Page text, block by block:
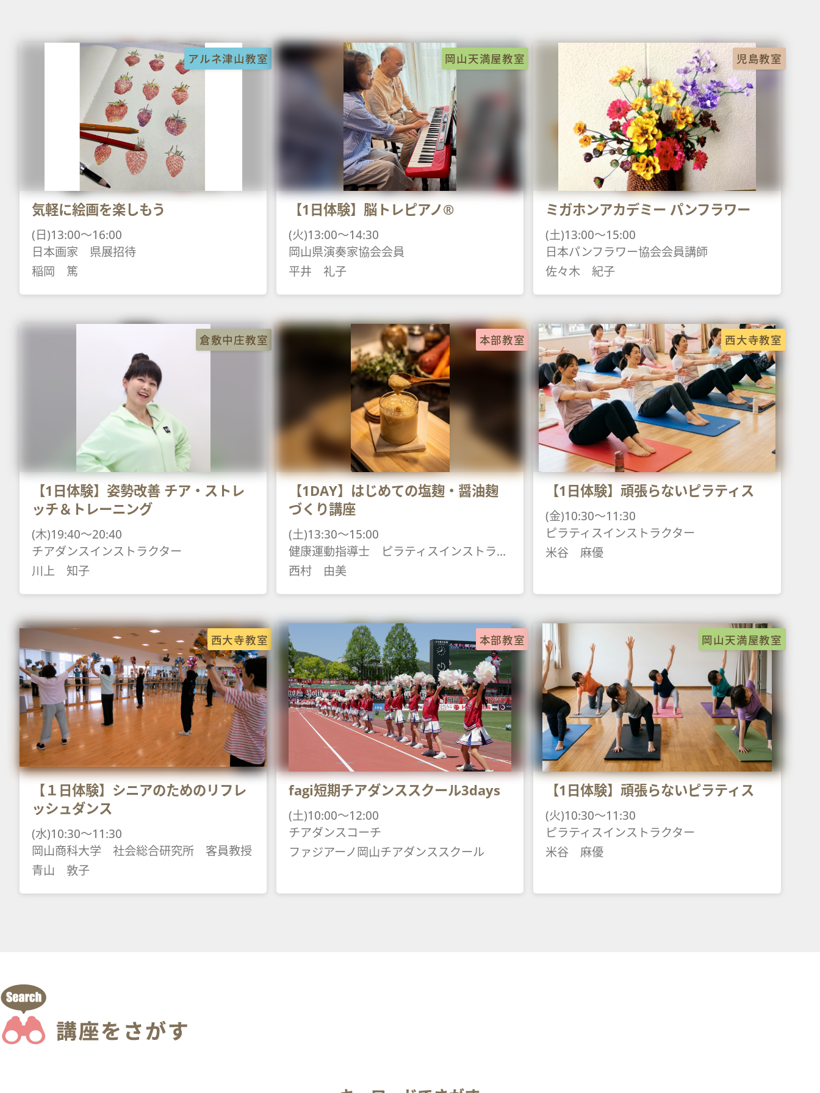
アルネ津山教室
気軽に絵画を楽しもう
(日)13:00～16:00
日本画家 県展招待
稲岡 篤
岡山天満屋教室
【1日体験】脳トレピアノ®
(火)13:00～14:30
岡山県演奏家協会会員
平井 礼子
児島教室
ミガホンアカデミー パンフラワー
(土)13:00～15:00
日本パンフラワー協会会員講師
佐々木 紀子
倉敷中庄教室
【1日体験】姿勢改善 チア・ストレ
ッチ＆トレーニング
(木)19:40～20:40
チアダンスインストラクター
川上 知子
本部教室
【1DAY】はじめての塩麹・醤油麹
づくり講座
(土)13:30～15:00
健康運動指導士 ピラティスインストラクター ヨガインストラク
西村 由美
西大寺教室
【1日体験】頑張らないピラティス
(金)10:30～11:30
ピラティスインストラクター
米谷 麻優
西大寺教室
【１日体験】シニアのためのリフレ
ッシュダンス
(水)10:30～11:30
岡山商科大学 社会総合研究所 客員教授
青山 敦子
本部教室
fagi短期チアダンススクール3days
(土)10:00～12:00
チアダンスコーチ
ファジアーノ岡山チアダンススクール
岡山天満屋教室
【1日体験】頑張らないピラティス
(火)10:30～11:30
ピラティスインストラクター
米谷 麻優